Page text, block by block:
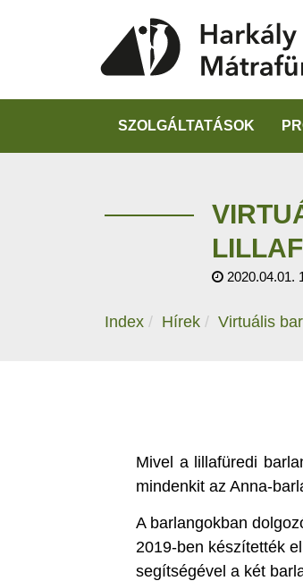
SZOLGÁLTATÁSOK
2020.04.01.
Index Hírek Virtuális
Mivel a lillafüredi
mindenkit az Anna-
A barlangokban
2019-ben készítették
segítségével a két